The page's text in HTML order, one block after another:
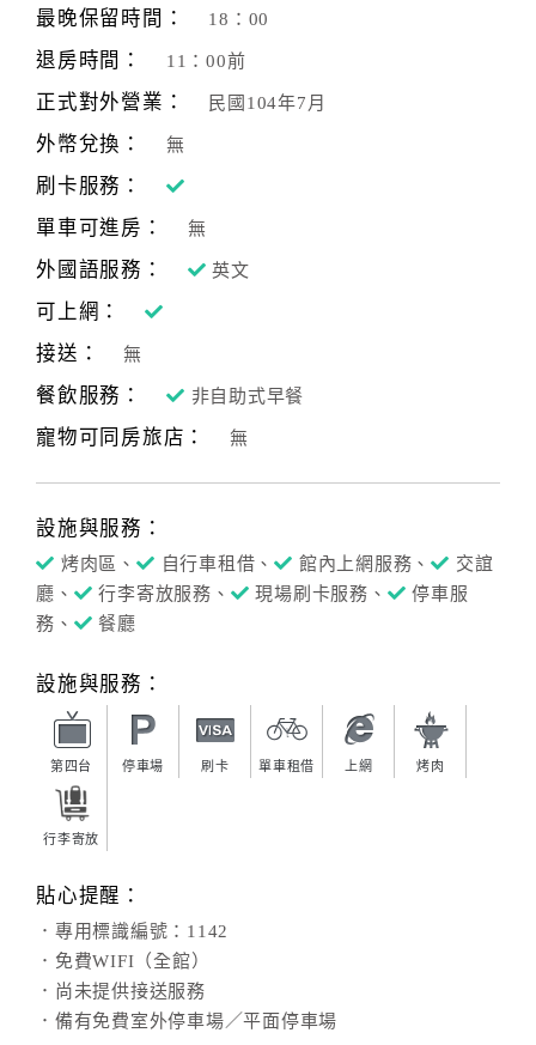
最晚保留時間： 18：00
退房時間： 11：00前
正式對外營業： 民國104年7月
外幣兌換： 無
刷卡服務：
單車可進房：
無
外國語服務： 英文
可上網：
接送：
無
餐飲服務： 非自助式早餐
寵物可同房旅店： 無
設施與服務：
烤肉區、 自行車租借、 館內上網服務、
交誼
廳、
行李寄放服務、 現場刷卡服務、
停車服
務、
餐廳
設施與服務：
第四台 停車場 刷卡 單車租借 上網 烤肉
行李寄放
貼心提醒：
．專用標識編號：1142
．免費WIFI（全館）
．尚未提供接送服務
．備有免費室外停車場／平面停車場